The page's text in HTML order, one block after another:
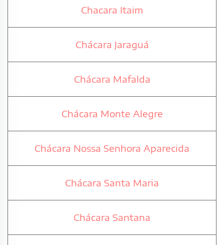
Chacara Itaim
Chácara Jaraguá
Chácara Mafalda
Chácara Monte Alegre
Chácara Nossa Senhora Aparecida
Chácara Santa Maria
Chácara Santana